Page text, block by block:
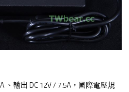
、輸出 DC 12V / 7.5A，國際電壓規